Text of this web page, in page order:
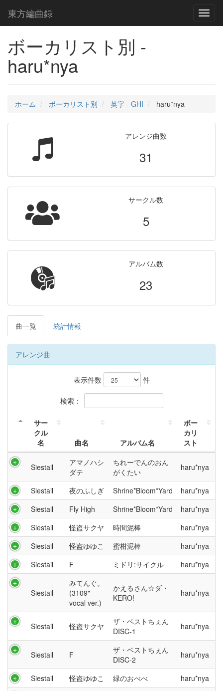
東方編曲録
ボーカリスト別 -
haru*nya
ホーム ボーカリスト別 英字 - GHI haru*nya
アレンジ曲数
31
サークル数
5
アルバム数
23
曲一覧 統計情報
アレンジ曲
表示件数 件
検索：
サー
クル
名
曲名 アルバム名
ボー
カリ
スト
Siestail
アマノハシ
ダテ
ちれーでんのおん
がくたい
haru*nya
Siestail 夜のふしぎ Shrine*Bloom*Yard
haru*nya
Siestail
Fly High Shrine*Bloom*Yard
haru*nya
Siestail
怪盗サクヤ 時間泥棒
haru*nya
Siestail
怪盗ゆゆこ 蜜柑泥棒
haru*nya
Siestail
F ミドリ:サイクル haru*nya
Siestail
みてんぐ。
(3109"
vocal ver.)
かえるさん☆ダ・
KERO!
haru*nya
Siestail 怪盗サクヤ
ザ・ベストちぇん
DISC-1
haru*nya
Siestail F
ザ・ベストちぇん
DISC-2
haru*nya
Siestail 怪盗ゆゆこ 緑のおべべ haru*nya